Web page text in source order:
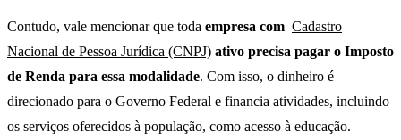
Contudo, vale mencionar que toda empresa com Cadastro
Nacional de Pessoa Jurídica (CNPJ) ativo precisa pagar o Imposto
de Renda para essa modalidade. Com isso, o dinheiro é
direcionado para o Governo Federal e financia atividades, incluindo
os serviços oferecidos à população, como acesso à educação.